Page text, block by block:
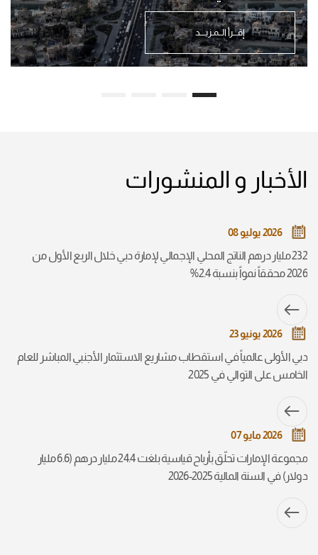
إقـــرأ الــمـزيــــد
الأخبار و المنشورات
2026 يوليو 08
232 مليار درهم الناتج المحلي الإجمالي لإمارة دبي خلال الربع الأول من
2026 محققاً نمواً بنسبة 2.4%
2026 يونيو 23
دبي الأولى عالمياً في استقطاب مشاريع الاستثمار الأجنبي المباشر للعام
الخامس على التوالي في 2025
2026 مايو 07
مجموعة الإمارات تحلّق بأرباح قياسية بلغت 24.4 مليار درهم (6.6 مليار
دولار) في السنة المالية 2025-2026